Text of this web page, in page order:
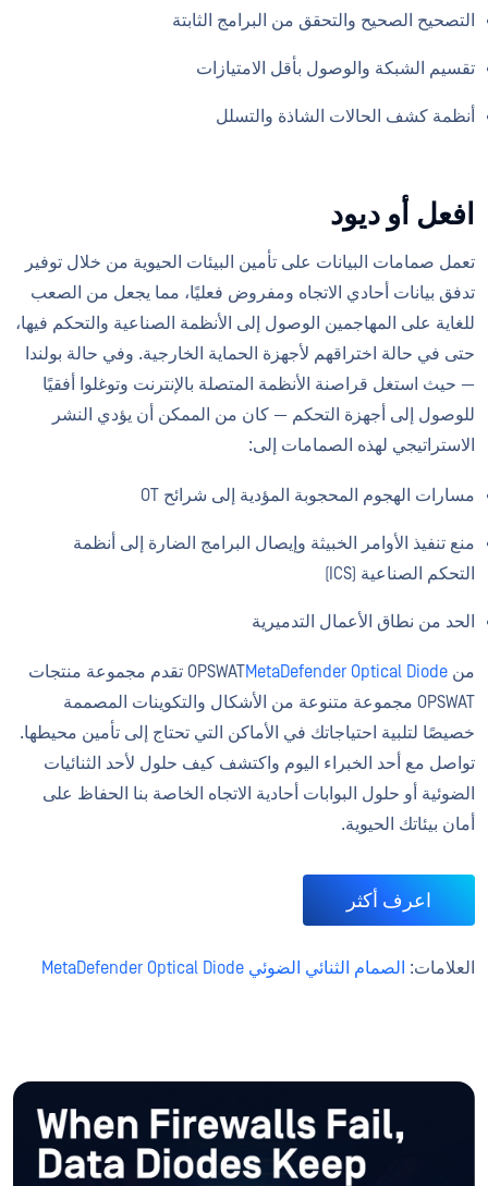
التصحيح الصحيح والتحقق من البرامج الثابتة
تقسيم الشبكة والوصول بأقل الامتيازات
أنظمة كشف الحالات الشاذة والتسلل
افعل أو ديود
تعمل صمامات البيانات على تأمين البيئات الحيوية من خلال توفير
تدفق بيانات أحادي الاتجاه ومفروض فعليًا، مما يجعل من الصعب
للغاية على المهاجمين الوصول إلى الأنظمة الصناعية والتحكم فيها،
حتى في حالة اختراقهم لأجهزة الحماية الخارجية. وفي حالة بولندا
— حيث استغل قراصنة الأنظمة المتصلة بالإنترنت وتوغلوا أفقيًا
للوصول إلى أجهزة التحكم — كان من الممكن أن يؤدي النشر
الاستراتيجي لهذه الصمامات إلى:
مسارات الهجوم المحجوبة المؤدية إلى شرائح OT
منع تنفيذ الأوامر الخبيثة وإيصال البرامج الضارة إلى أنظمة
التحكم الصناعية (ICS)
الحد من نطاق الأعمال التدميرية
من OPSWAT MetaDefender Optical Diode
تقدم مجموعة منتجات
OPSWAT مجموعة متنوعة من الأشكال والتكوينات المصممة
خصيصًا لتلبية احتياجاتك في الأماكن التي تحتاج إلى تأمين محيطها.
تواصل مع أحد الخبراء اليوم واكتشف كيف حلول لأحد الثنائيات
الضوئية أو حلول البوابات أحادية الاتجاه الخاصة بنا الحفاظ على
أمان بيئاتك الحيوية.
اعرف أكثر
العلامات: الصمام الثنائي الضوئي MetaDefender Optical Diode